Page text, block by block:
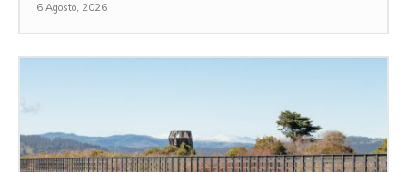
6 Agosto, 2026